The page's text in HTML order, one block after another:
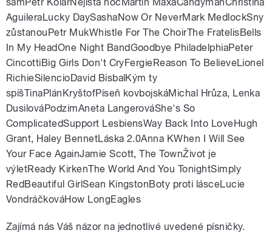
AguileraLucky DaySashaNow Or NeverMark MedlockSny
zůstanouPetr MukWhistle For The ChoirThe FratelisBells
In My HeadOne Night BandGoodbye PhiladelphiaPeter
CincottiBig Girls Don't CryFergieReason To BelieveLionel
RichieSilencioDavid BisbalKým ty
spíšTinaPlánKryštofPíseň kovbojskáMichal Hrůza, Lenka
DusilováPodzimAneta LangerováShe's So
ComplicatedSupport LesbiensWay Back Into LoveHugh
Grant, Haley BennetLáska 2.0Anna KWhen I Will See
Your Face AgainJamie Scott, The TownŽivot je
výletReady KirkenThe World And You TonightSimply
RedBeautiful GirlSean KingstonBoty proti lásceLucie
VondráčkováHow LongEagles
Zajímá nás Váš názor na jednotlivé uvedené písničky.